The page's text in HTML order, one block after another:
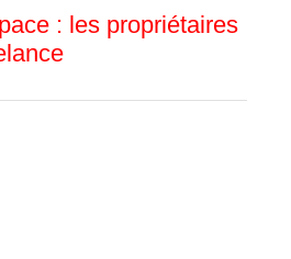
: les propriétaires